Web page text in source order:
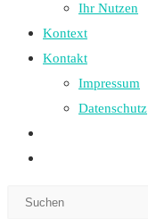
Ihr Nutzen
Kontext
Kontakt
Impressum
Datenschutz
Diese